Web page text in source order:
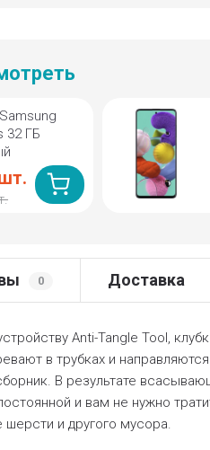
32 ГБ
0 Доставка
Anti-Tangle Tool,
в трубках и направляются
В результате
и вам не нужно
и другого мусора.